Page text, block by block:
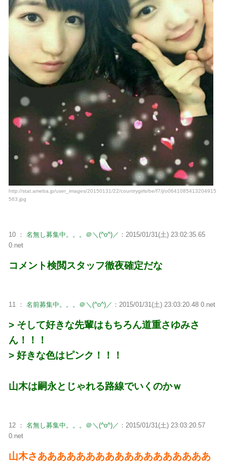
http://stat.ameba.jp/user_images/20150131/22/countrygirls/be/f7/j/o0641085413204915
563.jpg
10 ： 名無し募集中。。。＠＼(^o^)／ ：2015/01/31(土) 23:02:35.65
0.net
コメント検閲スタッフ徹夜確定だな
11 ： 名前募集中。。。＠＼(^o^)／ ：2015/01/31(土) 23:03:20.48 0.net
> そして好きな先輩はもちろん道重さゆみさ
ん！！！
> 好きな色はピンク！！！
山木は嗣永とじゃれる路線でいくのかｗ
12 ： 名無し募集中。。。＠＼(^o^)／ ：2015/01/31(土) 23:03:20.57
0.net
山木さああああああああああああああああああ